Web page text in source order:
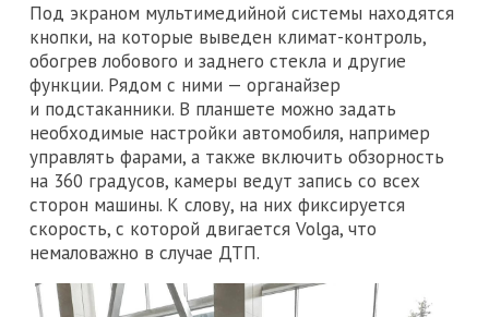
Под экраном мультимедийной системы находятся
кнопки, на которые выведен климат-контроль,
обогрев лобового и заднего стекла и другие
функции. Рядом с ними — органайзер
и подстаканники. В планшете можно задать
необходимые настройки автомобиля, например
управлять фарами, а также включить обзорность
на 360 градусов, камеры ведут запись со всех
сторон машины. К слову, на них фиксируется
скорость, с которой двигается Volga, что
немаловажно в случае ДТП.